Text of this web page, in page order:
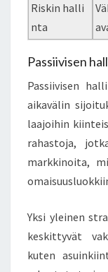
Riskin halli
nta
Passiivisen
Passiivisen
aikavälin
laajoihin
rahastoja,
markkinoita,
Yksi yleinen
keskittyvät
kuten